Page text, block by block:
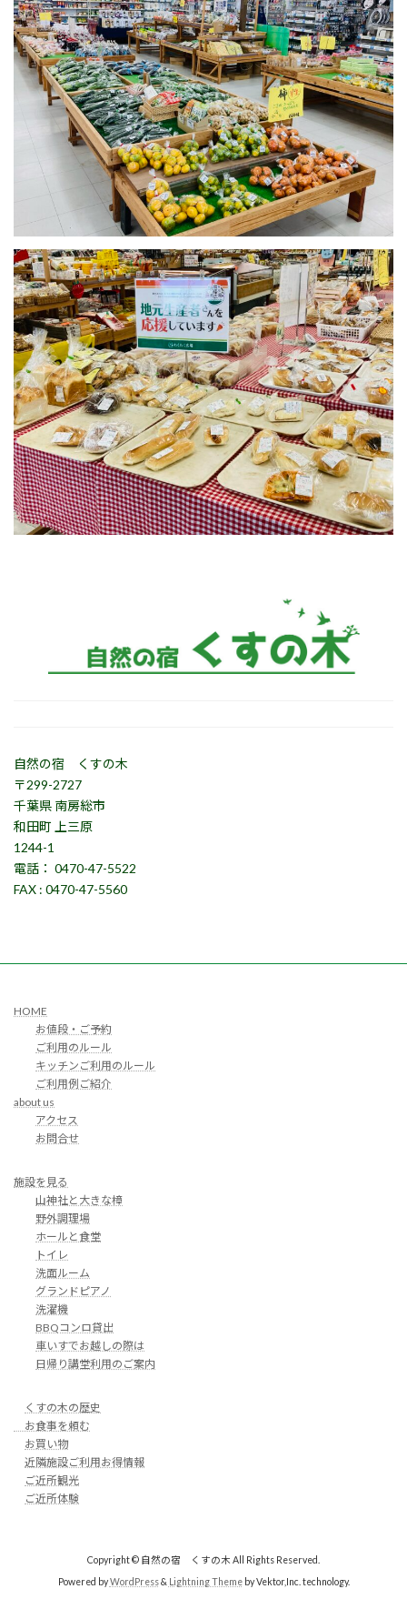
自然の宿 くすの木
〒299-2727
千葉県 南房総市
和田町 上三原
1244-1
電話： 0470-47-5522
FAX : 0470-47-5560
HOME
お値段・ご予約
ご利用のルール
キッチンご利用のルール
ご利用例ご紹介
about us
アクセス
お問合せ
施設を見る
山神社と大きな樟
野外調理場
ホールと食堂
トイレ
洗面ルーム
グランドピアノ
洗濯機
BBQコンロ貸出
車いすでお越しの際は
日帰り講堂利用のご案内
くすの木の歴史
お食事を頼む
お買い物
近隣施設ご利用お得情報
ご近所観光
ご近所体験
Copyright © 自然の宿 くすの木 All Rights Reserved.
Powered byWordPress& Lightning Themeby Vektor,Inc. technology.